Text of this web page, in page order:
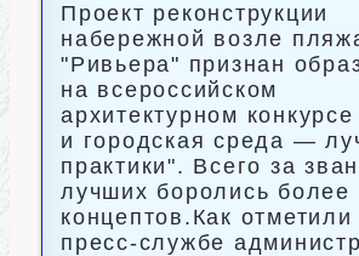
Проект реконструкции
набережной возле
"Ривьера" признан
на всероссийском
архитектурном
и городская среда —
практики". Всего за
лучших боролись более
концептов.Как отметили
пресс-службе